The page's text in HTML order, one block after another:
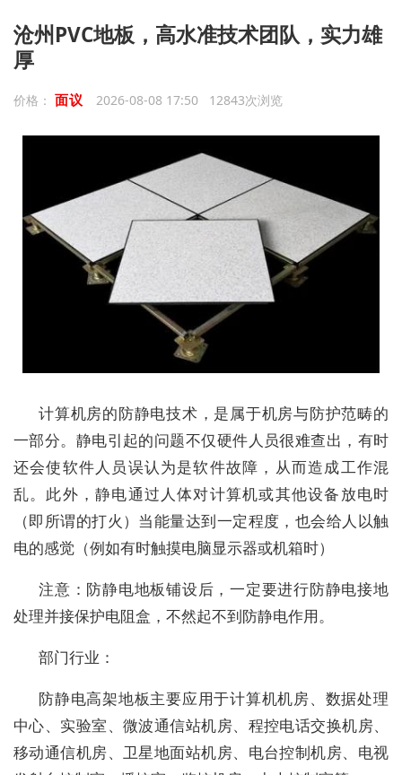
沧州PVC地板，高水准技术团队，实力雄
厚
价格： 面议 2026-08-08 17:50 12843次浏览
计算机房的防静电技术，是属于机房与防护范畴的
一部分。静电引起的问题不仅硬件人员很难查出，有时
还会使软件人员误认为是软件故障，从而造成工作混
乱。此外，静电通过人体对计算机或其他设备放电时
（即所谓的打火）当能量达到一定程度，也会给人以触
电的感觉（例如有时触摸电脑显示器或机箱时）
注意：防静电地板铺设后，一定要进行防静电接地
处理并接保护电阻盒，不然起不到防静电作用。
部门行业：
防静电高架地板主要应用于计算机机房、数据处理
中心、实验室、微波通信站机房、程控电话交换机房、
移动通信机房、卫星地面站机房、电台控制机房、电视